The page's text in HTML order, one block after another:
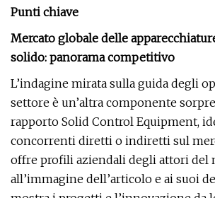
Punti chiave
Mercato globale delle
solido: panorama competitivo
L’indagine mirata sulla guida degli
settore è un’altra componente
rapporto Solid Control Equipment,
concorrenti diretti o indiretti sul
offre profili aziendali degli attori del
all’immagine dell’articolo e ai suoi